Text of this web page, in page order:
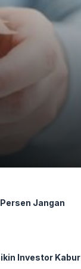
Jangan
Investor Kabur